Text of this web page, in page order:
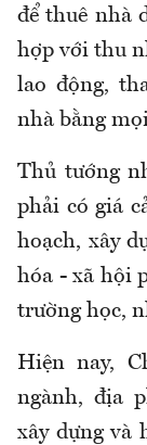
để thuê nhà
hợp với thu
lao động,
nhà bằng
Thủ tướng
phải có giá
hoạch, xây
hóa - xã hội
trường học,
Hiện nay,
ngành, địa
xây dựng và